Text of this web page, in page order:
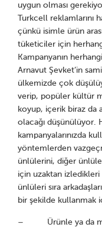
uygun olması
Turkcell reklamlarını
çünkü isimle ürün
tüketiciler için
Kampanyanın
Arnavut Şevket’in
ülkemizde çok
verip, popüler kültür
koyup, içerik biraz da
olacağı düşünülüyor.
kampanyalarınızda
yöntemlerden
ünlülerini, diğer
için uzaktan
ünlüleri sıra
bir şekilde kullanmak
– Ürünle ya da